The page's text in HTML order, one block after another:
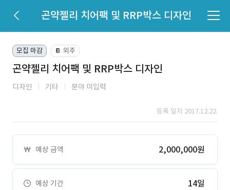
곤약젤리 치어팩 및 RRP박스 디자인
모집 마감 📔 외주
곤약젤리 치어팩 및 RRP박스 디자인
디자인 기타 분야 미입력
등록 일자 2017.12.22.
예상 금액 2,000,000원
예상 기간 14일